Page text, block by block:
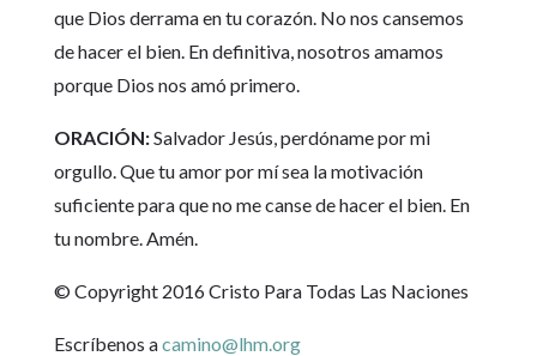
que Dios derrama en tu corazón. No nos cansemos
de hacer el bien. En definitiva, nosotros amamos
porque Dios nos amó primero.
ORACIÓN:Salvador Jesús, perdóname por mi
orgullo. Que tu amor por mí sea la motivación
suficiente para que no me canse de hacer el bien. En
tu nombre. Amén.
© Copyright 2016 Cristo Para Todas Las Naciones
Escríbenos acamino@lhm.org